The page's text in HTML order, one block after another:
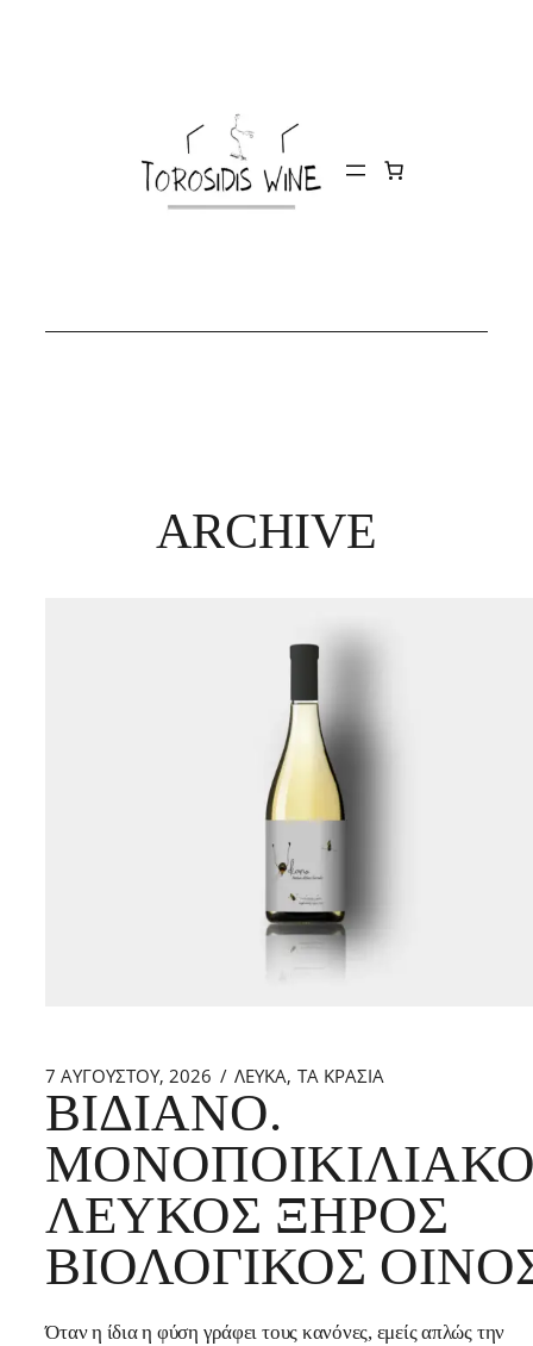
ARCHIVE
7 ΑΥΓΟΎΣΤΟΥ, 2026 ΛΕΥΚΑ ΤΑ ΚΡΑΣΙΑ
ΒΙΔΙΑΝΟ.
ΛΕΥΚΟΣ ΞΗΡΟΣ
ΒΙΟΛΟΓΙΚΟΣ
Όταν η ίδια η φύση γράφει τους κανόνες, εμείς απλώς την